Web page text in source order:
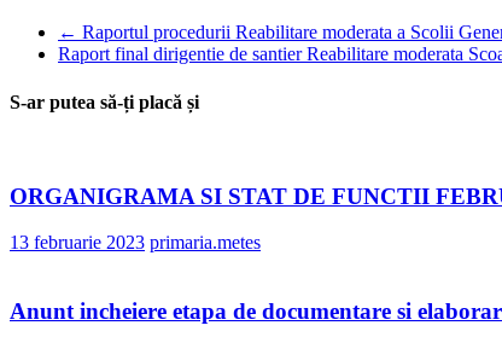
← Raportul procedurii Reabilitare moderata a Scolii
Raport final dirigentie de santier Reabilitare moderata
S-ar putea să-ți placă și
ORGANIGRAMA SI STAT DE FUNCTII
13 februarie 2023 primaria.metes
Anunt incheiere etapa de documentare si